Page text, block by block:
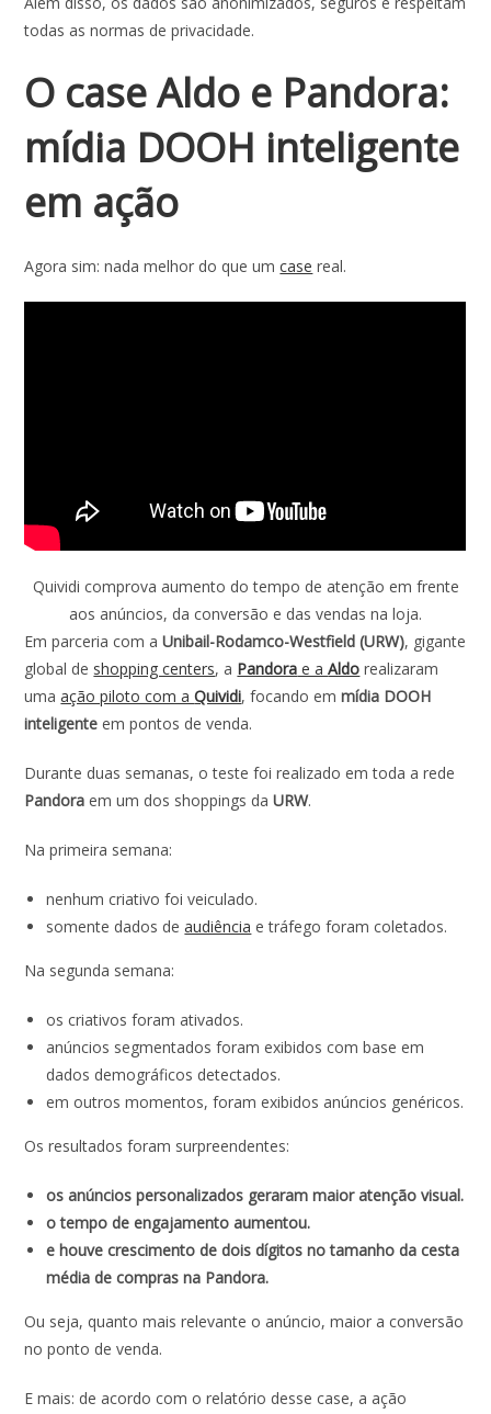
todas as normas de privacidade.
O case Aldo e Pandora:
mídia DOOH inteligente
em ação
Agora sim: nada melhor do que umcase real.
Quividi comprova aumento do tempo de atenção em frente
aos anúncios, da conversão e das vendas na loja.
Em parceria com aUnibail-Rodamco-Westfield (URW), gigante
global de shopping centers, a Pandora e aAldo realizaram
umaação piloto com aQuividi, focando emmídia DOOH
inteligente em pontos de venda.
Durante duas semanas, o teste foi realizado em toda a rede
Pandora em um dos shoppings daURW.
Na primeira semana:
nenhum criativo foi veiculado.
somente dados deaudiência e tráfego foram coletados.
Na segunda semana:
os criativos foram ativados.
anúncios segmentados foram exibidos com base em
dados demográficos detectados.
em outros momentos, foram exibidos anúncios genéricos.
Os resultados foram surpreendentes:
os anúncios personalizados geraram maior atenção visual.
o tempo de engajamento aumentou.
e houve crescimento de dois dígitos no tamanho da cesta
média de compras na Pandora.
Ou seja, quanto mais relevante o anúncio, maior a conversão
no ponto de venda.
E mais: de acordo com o relatório desse case, a ação